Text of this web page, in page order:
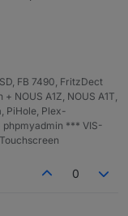
FB 7490, FritzDect
NOUS A1Z, NOUS A1T,
PiHole, Plex-
phpmyadmin *** VIS-
0